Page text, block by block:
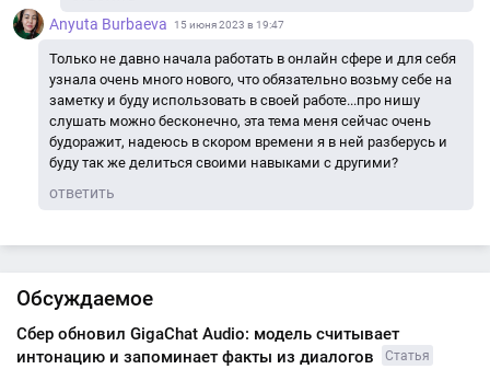
Аnyuta Burbaeva
15 июня 2023 в 19:47
Только не давно начала работать в онлайн сфере и для себя
узнала очень много нового, что обязательно возьму себе на
заметку и буду использовать в своей работе...про нишу
слушать можно бесконечно, эта тема меня сейчас очень
будоражит, надеюсь в скором времени я в ней разберусь и
буду так же делиться своими навыками с другими?
ответить
Обсуждаемое
Сбер обновил GigaChat Audio: модель считывает
интонацию и запоминает факты из диалогов
Статья